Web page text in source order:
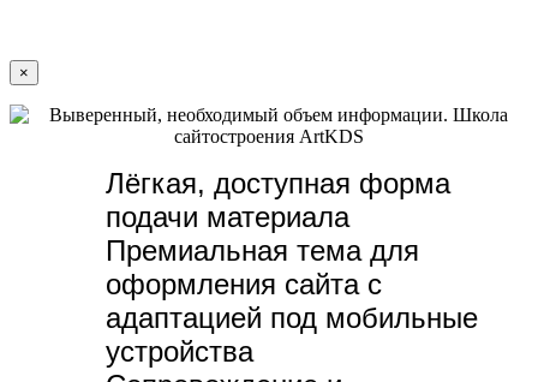
×
Лёгкая, доступная форма
подачи материала
Премиальная тема для
оформления сайта с
адаптацией под мобильные
устройства